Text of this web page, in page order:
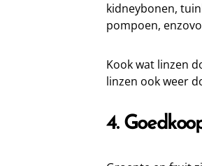
kidneybonen,
pompoen,
Kook wat linzen
linzen ook weer
4.